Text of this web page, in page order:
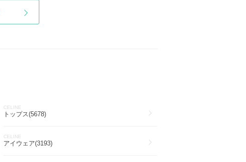
CELINE
トップス(5678)
CELINE
アイウェア(3193)